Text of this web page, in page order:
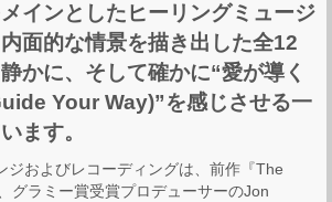
インとしたヒーリングミュージ
面的な情景を描き出した全12
かに、そして確かに“愛が導く
Your Way)”を感じさせる一
ます。
ジおよびレコーディングは、前作『The
グラミー賞受賞プロデューサーのJon